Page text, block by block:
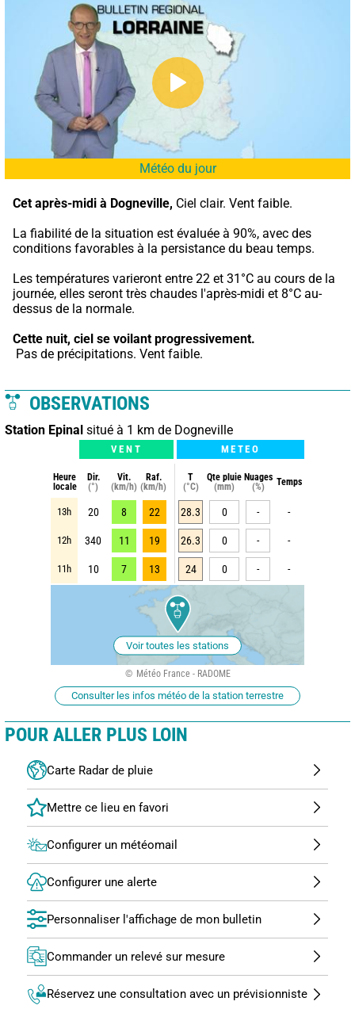
Météo du jour
Cet après-midi à Dogneville, Ciel clair. Vent faible.
La fiabilité de la situation est évaluée à 90%, avec des
conditions favorables à la persistance du beau temps.
Les températures varieront entre 22 et 31°C au cours de la
journée, elles seront très chaudes l'après-midi et 8°C au-
dessus de la normale.
Cette nuit, ciel se voilant progressivement.
Pas de précipitations. Vent faible.
OBSERVATIONS
Station Epinal situé à 1 km de Dogneville
VENT METEO
Heure
locale
Dir.
(°)
Vit.
(km/h)
Raf.
(km/h)
T
(°C)
Qte pluie
(mm)
Nuages
(%)
Temps
13h 20 8 22 28.3 0 - -
12h 340 11 19 26.3 0 - -
11h 10 7 13 24 0 - -
Voir toutes les stations
Météo France - RADOME
Consulter les infos météo de la station terrestre
POUR ALLER PLUS LOIN
Carte Radar de pluie
Configurer un météomail
Configurer une alerte
Personnaliser l'affichage de mon bulletin
Commander un relevé sur mesure
Réservez une consultation avec un prévisionniste